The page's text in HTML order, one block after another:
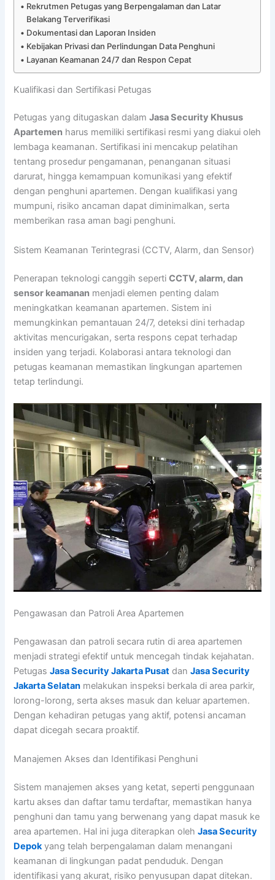
Rekrutmen Petugas yang Berpengalaman dan Latar
Belakang Terverifikasi
Dokumentasi dan Laporan Insiden
Kebijakan Privasi dan Perlindungan Data Penghuni
Layanan Keamanan 24/7 dan Respon Cepat
Kualifikasi dan Sertifikasi Petugas
Petugas yang ditugaskan dalamJasa Security Khusus
Apartemen harus memiliki sertifikasi resmi yang diakui oleh
lembaga keamanan. Sertifikasi ini mencakup pelatihan
tentang prosedur pengamanan, penanganan situasi
darurat, hingga kemampuan komunikasi yang efektif
dengan penghuni apartemen. Dengan kualifikasi yang
mumpuni, risiko ancaman dapat diminimalkan, serta
memberikan rasa aman bagi penghuni.
Sistem Keamanan Terintegrasi (CCTV, Alarm, dan Sensor)
Penerapan teknologi canggih sepertiCCTV, alarm, dan
sensor keamanan menjadi elemen penting dalam
meningkatkan keamanan apartemen. Sistem ini
memungkinkan pemantauan 24/7, deteksi dini terhadap
aktivitas mencurigakan, serta respons cepat terhadap
insiden yang terjadi. Kolaborasi antara teknologi dan
petugas keamanan memastikan lingkungan apartemen
tetap terlindungi.
Pengawasan dan Patroli Area Apartemen
Pengawasan dan patroli secara rutin di area apartemen
menjadi strategi efektif untuk mencegah tindak kejahatan.
PetugasJasa Security Jakarta Pusat danJasa Security
Jakarta Selatan melakukan inspeksi berkala di area parkir,
lorong-lorong, serta akses masuk dan keluar apartemen.
Dengan kehadiran petugas yang aktif, potensi ancaman
dapat dicegah secara proaktif.
Manajemen Akses dan Identifikasi Penghuni
Sistem manajemen akses yang ketat, seperti penggunaan
kartu akses dan daftar tamu terdaftar, memastikan hanya
penghuni dan tamu yang berwenang yang dapat masuk ke
area apartemen. Hal ini juga diterapkan olehJasa Security
Depokyang telah berpengalaman dalam menangani
keamanan di lingkungan padat penduduk. Dengan
identifikasi yang akurat, risiko penyusupan dapat ditekan.